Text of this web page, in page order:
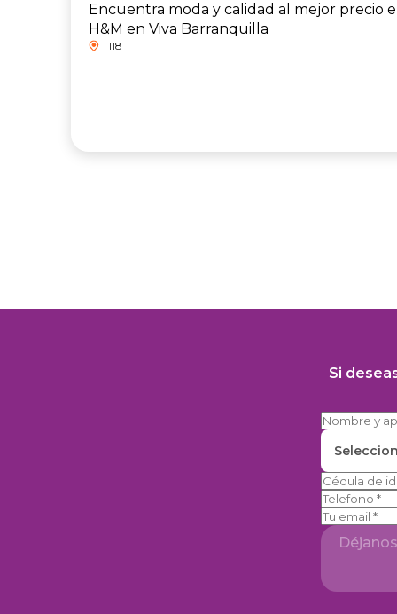
Encuentra moda y calidad al mejor precio
H&M en Viva Barranquilla
118
Si
Telefono